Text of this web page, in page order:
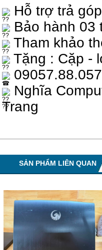
Hỗ trợ trả
Bảo hành 03
Tham khảo
Tặng : Cặp -
Nghĩa
Trang
SẢN PHẨM LIÊN QUAN